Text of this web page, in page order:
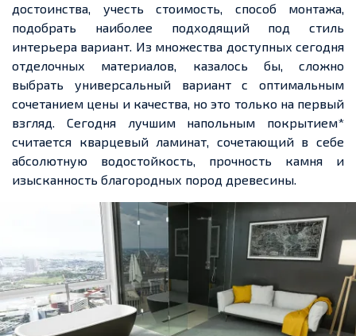
достоинства, учесть стоимость, способ монтажа,
подобрать наиболее подходящий под стиль
интерьера вариант. Из множества доступных сегодня
отделочных материалов, казалось бы, сложно
выбрать универсальный вариант с оптимальным
сочетанием цены и качества, но это только на первый
взгляд. Сегодня лучшим напольным покрытием*
считается кварцевый ламинат, сочетающий в себе
абсолютную водостойкость, прочность камня и
изысканность благородных пород древесины.